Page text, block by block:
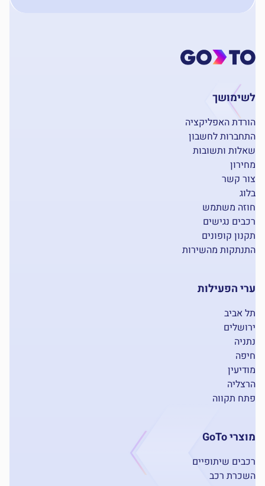
לשימושך
הורדת האפליקציה
התחברות לחשבון
שאלות ותשובות
מחירון
צור קשר
בלוג
חוזה משתמש
רכבים נגישים
תקנון קופונים
התנתקות מהשירות
ערי הפעילות
תל אביב
ירושלים
נתניה
חיפה
מודיעין
הרצליה
פתח תקווה
מוצרי GoTo
רכבים שיתופיים
השכרת רכב